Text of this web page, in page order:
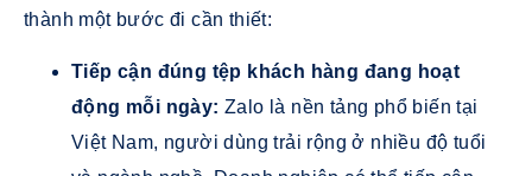
thành một bước đi cần thiết:
Tiếp cận đúng tệp khách hàng đang hoạt
động mỗi ngày:Zalo là nền tảng phổ biến tại
Việt Nam, người dùng trải rộng ở nhiều độ tuổi